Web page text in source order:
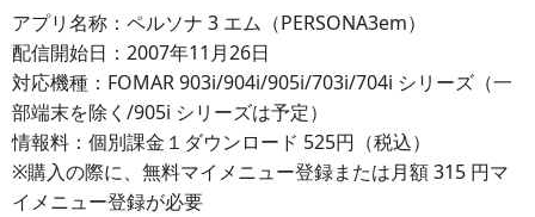
アプリ名称：ペルソナ 3 エム（PERSONA3em）
配信開始日：2007年11月26日
対応機種：FOMAR 903i/904i/905i/703i/704i シリーズ（一
部端末を除く/905i シリーズは予定）
情報料：個別課金１ダウンロード 525円（税込）
※購入の際に、無料マイメニュー登録または月額 315 円マ
イメニュー登録が必要